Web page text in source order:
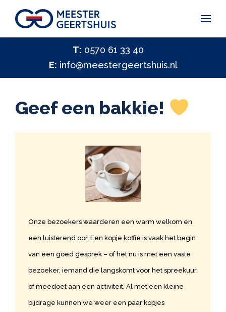
Vakantiegeld Samen Delen 2026
Hulp nodig?
Help ons helpen
Vacatures ✕
T: 0570 61 33 40
E: info@meestergeertshuis.nl
Geef een bakkie!
Onze bezoekers waarderen een warm welkom en
een luisterend oor. Een kopje koffie is vaak het begin
van een goed gesprek – of het nu is met een vaste
bezoeker, iemand die langskomt voor het spreekuur,
of meedoet aan een activiteit. Al met een kleine
bijdrage kunnen we weer een paar kopjes